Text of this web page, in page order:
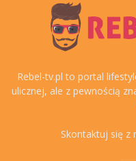
Rebel-tv.pl to portal
ulicznej, ale z pewnością
Skontaktuj się z